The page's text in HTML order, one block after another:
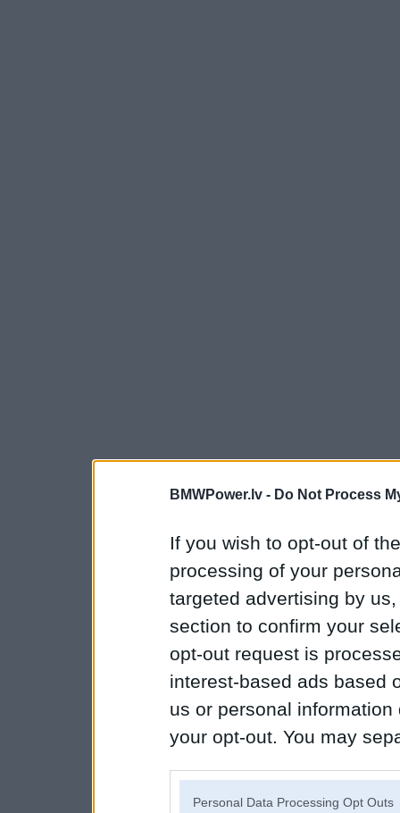
BMWPower.lv - Do Not Process
If you wish to opt-out of
processing of your
targeted advertising by
section to confirm your
opt-out request is
interest-based ads based
us or personal
your opt-out. You may
Personal Data Processing Opt Outs